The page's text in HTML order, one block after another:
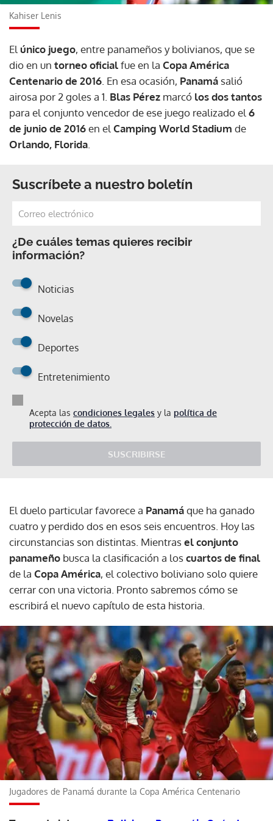
Kahiser Lenis
El único juego, entre panameños y bolivianos, que se
dio en un torneo oficialfue en la Copa América
Centenario de 2016 . En esa ocasión, Panamá salió
airosa por 2 goles a 1. Blas Pérez marcó los dos tantos
para el conjunto vencedor de ese juego realizado el 6
de junio de 2016en el Camping World Stadium de
Orlando, Florida
Suscríbete a nuestro boletín
¿De cuáles temas quieres recibir
información?
Noticias
Novelas
Deportes
Entretenimiento
Acepta las condiciones legales y la política de
protección de datos.
SUSCRIBIRSE
El duelo particular favorece a Panamáque ha ganado
cuatro y perdido dos en esos seis encuentros. Hoy las
circunstancias son distintas. Mientrasel conjunto
panameño busca la clasificación a loscuartos de final
de la Copa América, el colectivo boliviano solo quiere
cerrar con una victoria. Pronto sabremos cómo se
escribirá el nuevo capítulo de esta historia.
Jugadores de Panamá durante la Copa América Centenario